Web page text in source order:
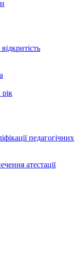
педагогічних
атестації